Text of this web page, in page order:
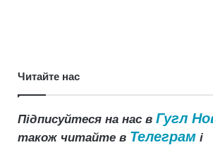
Читайте нас
Підписуйтеся на нас вГугл
також читайте в Телеграм і